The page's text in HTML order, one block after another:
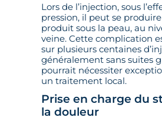
Lors de l’injection, sous
pression, il peut se
produit sous la peau, au
veine. Cette complication
sur plusieurs centaines
généralement sans suites
pourrait nécessiter
un traitement local.
Prise en charge du
la douleur